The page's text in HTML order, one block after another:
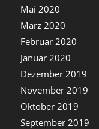
Mai 2020
März 2020
Februar 2020
Januar 2020
Dezember 2019
November 2019
Oktober 2019
September 2019